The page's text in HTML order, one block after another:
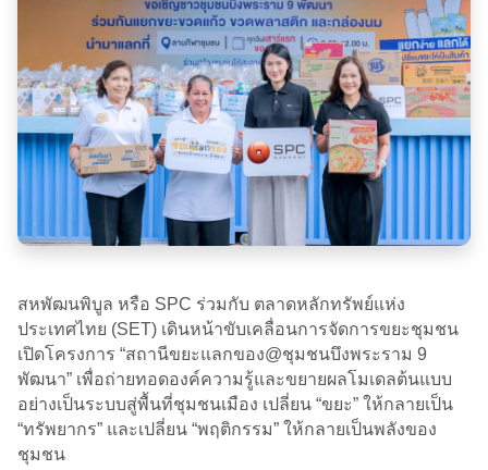
สหพัฒนพิบูล หรือ SPC ร่วมกับ ตลาดหลักทรัพย์แห่ง
ประเทศไทย (SET) เดินหน้าขับเคลื่อนการจัดการขยะชุมชน
เปิดโครงการ “สถานีขยะแลกของ@ชุมชนบึงพระราม 9
พัฒนา” เพื่อถ่ายทอดองค์ความรู้และขยายผลโมเดลต้นแบบ
อย่างเป็นระบบสู่พื้นที่ชุมชนเมือง เปลี่ยน “ขยะ” ให้กลายเป็น
“ทรัพยากร” และเปลี่ยน “พฤติกรรม” ให้กลายเป็นพลังของ
ชุมชน